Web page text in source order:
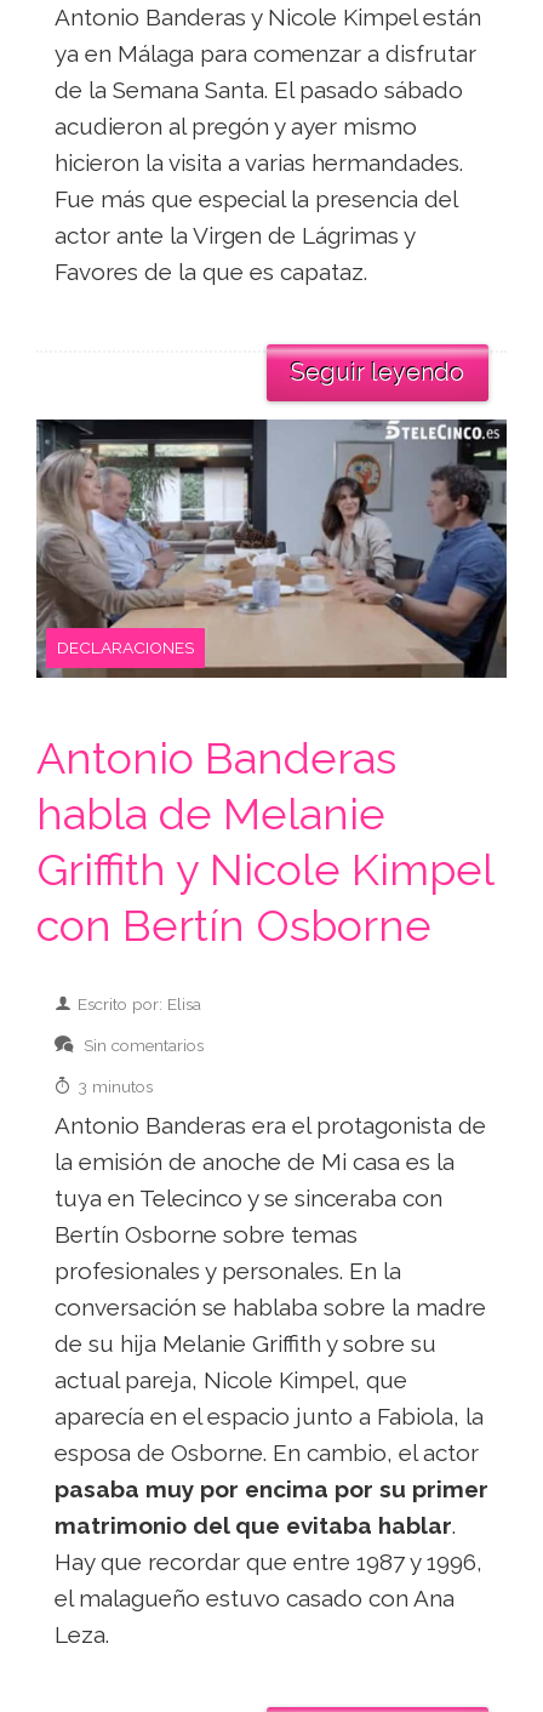
Antonio Banderas y Nicole Kimpel están
ya en Málaga para comenzar a disfrutar
de la Semana Santa. El pasado sábado
acudieron al pregón y ayer mismo
hicieron la visita a varias hermandades.
Fue más que especial la presencia del
actor ante la Virgen de Lágrimas y
Favores de la que es capataz.
Seguir leyendo
DECLARACIONES
Antonio Banderas
habla de Melanie
Griffith y Nicole Kimpel
con Bertín Osborne
Escrito por: Elisa
Sin comentarios
3 minutos
Antonio Banderas era el protagonista de
la emisión de anoche de Mi casa es la
tuya en Telecinco y se sinceraba con
Bertín Osborne sobre temas
profesionales y personales. En la
conversación se hablaba sobre la madre
de su hija Melanie Griffith y sobre su
actual pareja, Nicole Kimpel, que
aparecía en el espacio junto a Fabiola, la
esposa de Osborne. En cambio, el actor
pasaba muy por encima por su primer
matrimonio del que evitaba hablar.
Hay que recordar que entre 1987 y 1996,
el malagueño estuvo casado con Ana
Leza.